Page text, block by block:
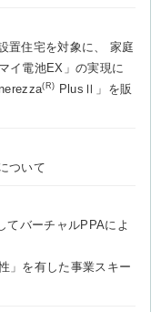
置住宅を対象に、 家庭
イ電池EX」の実現に
(R)
PlusⅡ」を販
ついて
てバーチャルPPAによ
」を有した事業スキー